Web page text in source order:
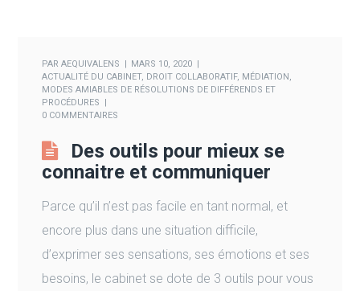
PARAEQUIVALENS
MARS 10, 2020
ACTUALITÉ DU CABINET, DROIT COLLABORATIF, MÉDIATION,
MODES AMIABLES DE RÉSOLUTIONS DE DIFFÉRENDS ET
PROCÉDURES
0 COMMENTAIRES
Des outils pour mieux se
connaitre et communiquer
Parce qu’il n’est pas facile en tant normal, et
encore plus dans une situation difficile,
d’exprimer ses sensations, ses émotions et ses
besoins, le cabinet se dote de 3 outils pour vous